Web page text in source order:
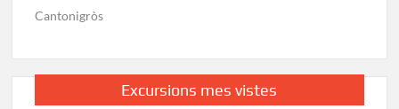
Cantonigròs
Excursions mes vistes